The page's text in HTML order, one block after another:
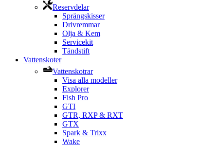
Reservdelar
Sprängskisser
Drivremmar
Olja & Kem
Servicekit
Tändstift
Vattenskoter
Vattenskotrar
Visa alla modeller
Explorer
Fish Pro
GTI
GTR, RXP & RXT
GTX
Spark & Trixx
Wake